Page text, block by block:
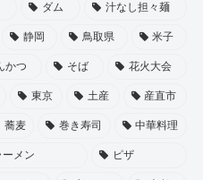
ダム 汁なし担々麺
静岡 鳥取県 米子
かつ そば 花火大会
東京 土産 産直市
蕎麦 巻き寿司 中華料理
ーメン ピザ